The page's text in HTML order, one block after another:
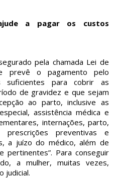
a pagar os custos
pela chamada Lei de
prevê o pagamento pelo
suficientes para cobrir as
de gravidez e que sejam
ao parto, inclusive as
assistência médica e
internações, parto,
prescrições preventivas e
a juízo do médico, além de
pertinentes”. Para conseguir
a mulher, muitas vezes,
judicial.